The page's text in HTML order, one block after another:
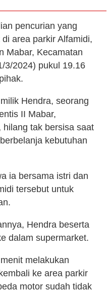
pencurian yang
area parkir Alfamidi,
Mabar, Kecamatan
3/2024) pukul 19.16
Hendra, seorang
II Mabar,
tak bersisa saat
kebutuhan
ia bersama istri dan
tersebut untuk
Hendra beserta
dalam supermarket.
melakukan
ke area parkir
motor sudah tidak